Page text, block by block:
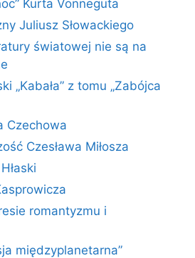
Kurta Vonneguta
Juliusz Słowackiego
światowej nie są na
„Kabała” z tomu „Zabójca
Czechowa
Czesława Miłosza
romantyzmu i
międzyplanetarna”